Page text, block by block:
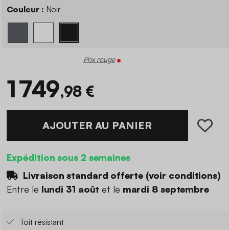
Couleur : Noir
Prix rouge
1 749,98 €
AJOUTER AU PANIER
Expédition sous 2 semaines
Livraison standard offerte (voir conditions)
Entre le lundi 31 août et le mardi 8 septembre
Toit résistant